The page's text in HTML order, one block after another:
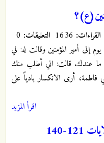
القراءات: التعليقات:
إلى أمير المؤمنين وقالت له: لي
ما عندك. قالت: اني أطلب منك
فاطمة، أرى الانكسار بادياً على
اقرأ المزيد
140